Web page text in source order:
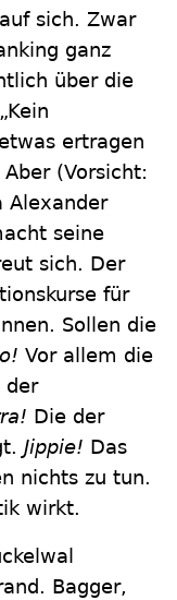
sich. Zwar
ganz
über die
ertragen
Aber (Vorsicht:
Alexander
seine
sich. Der
für
Sollen die
Vor allem die
der
Die der
Jippie! Das
nichts zu tun.
wirkt.
Bagger,